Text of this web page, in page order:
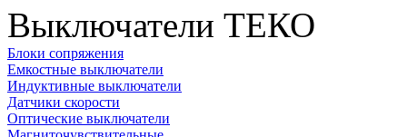
Выключатели ТЕКО
Блоки сопряжения
Емкостные выключатели
Индуктивные выключатели
Датчики скорости
Оптические выключатели